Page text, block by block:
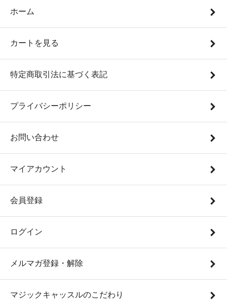
ホーム
カートを見る
特定商取引法に基づく表記
プライバシーポリシー
お問い合わせ
マイアカウント
会員登録
ログイン
メルマガ登録・解除
マジックキャッスルのこだわり